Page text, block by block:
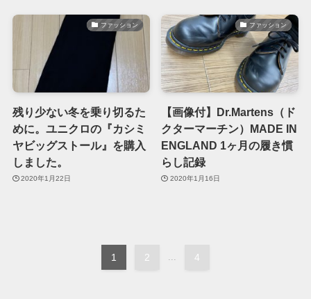
ファッション
残り少ない冬を乗り切るた
めに。ユニクロの『カシミ
ヤビッグストール』を購入
しました。
2020年1月22日
ファッション
【画像付】Dr.Martens（ド
クターマーチン）MADE IN
ENGLAND 1ヶ月の履き慣
らし記録
2020年1月16日
1 2 ... 4